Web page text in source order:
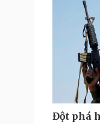
Đột phá